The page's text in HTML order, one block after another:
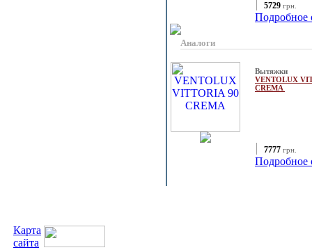
5729 грн.
Подробное
Аналоги
Вытяжки
VENTOLUX
CREMA
7777 грн.
Подробное
Карта
сайта